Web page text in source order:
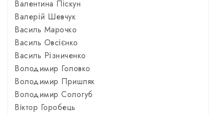
Валентина Піскун
Валерій Шевчук
Василь Марочко
Василь Овсієнко
Василь Різниченко
Володимир Головко
Володимир Пришляк
Володимир Сологуб
Віктор Горобець